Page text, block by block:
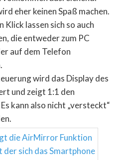
eher keinen Spaß machen.
Klick lassen sich so auch
die entweder zum PC
auf dem Telefon
wird das Display des
und zeigt 1:1 den
kann also nicht „versteckt“